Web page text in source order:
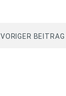
VORIGER BEITRAG